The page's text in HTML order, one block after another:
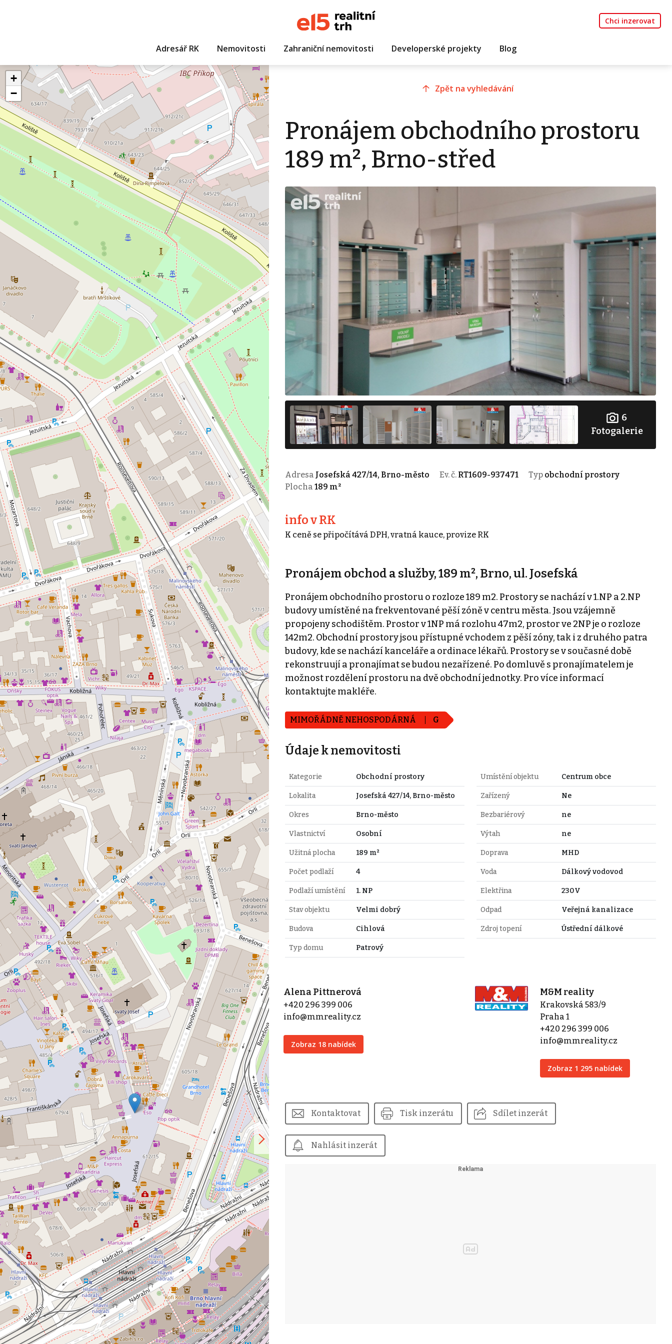
Chci inzerovat
Adresář RK Nemovitosti Zahraniční nemovitosti Developerské projekty Blog
+
−
Zpět na vyhledávání
Pronájem obchodního prostoru
189 m², Brno-střed
6
Fotogalerie
Adresa Josefská 427/14, Brno-město Ev. č. RT1609-937471 Typ obchodní prostory
Plocha 189 m²
info v RK
K ceně se připočítává DPH, vratná kauce, provize RK
Pronájem obchod a služby, 189 m², Brno, ul. Josefská
Pronájem obchodního prostoru o rozloze 189 m2. Prostory se nachází v 1.NP a 2.NP
budovy umístěné na frekventované pěší zóně v centru města. Jsou vzájemně
propojeny schodištěm. Prostor v 1NP má rozlohu 47m2, prostor ve 2NP je o rozloze
142m2. Obchodní prostory jsou přístupné vchodem z pěší zóny, tak i z druhého patra
budovy, kde se nachází kanceláře a ordinace lékařů. Prostory se v současné době
rekonstruují a pronajímat se budou nezařízené. Po domluvě s pronajímatelem je
možnost rozdělení prostoru na dvě obchodní jednotky. Pro více informací
kontaktujte makléře.
MIMOŘÁDNĚ NEHOSPODÁRNÁ G
Údaje k nemovitosti
Kategorie Obchodní prostory
Lokalita Josefská 427/14, Brno-město
Okres Brno-město
Vlastnictví Osobní
Užitná plocha 189 m²
Počet podlaží 4
Podlaží umístění 1. NP
Stav objektu Velmi dobrý
Budova Cihlová
Typ domu Patrový
Umístění objektu Centrum obce
Zařízený Ne
Bezbariérový ne
Výtah ne
Doprava MHD
Voda Dálkový vodovod
Elektřina 230V
Odpad Veřejná kanalizace
Zdroj topení Ústřední dálkové
Alena Pittnerová
+420 296 399 006
info@mmreality.cz
Zobraz 18 nabídek
M&M reality
Krakovská 583/9
Praha 1
+420 296 399 006
info@mmreality.cz
Zobraz 1 295 nabídek
Kontaktovat Tisk inzerátu Sdílet inzerát
Nahlásit inzerát